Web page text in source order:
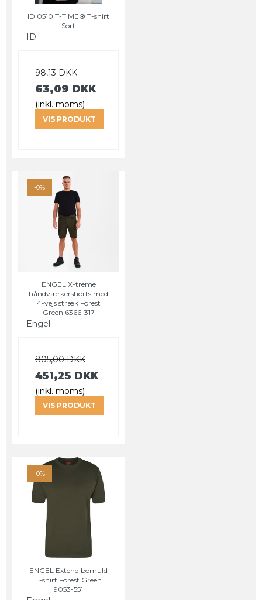
ID 0510 T-TIME® T-shirt
Sort
ID
98,13 DKK
63,09 DKK
(inkl. moms)
VIS PRODUKT
-0%
ENGEL X-treme
håndværkershorts med
4-vejs stræk Forest
Green 6366-317
Engel
805,00 DKK
451,25 DKK
(inkl. moms)
VIS PRODUKT
-0%
ENGEL Extend bomuld
T-shirt Forest Green
9053-551